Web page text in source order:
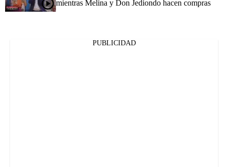
mientras Melina y Don Jediondo hacen compras
PUBLICIDAD